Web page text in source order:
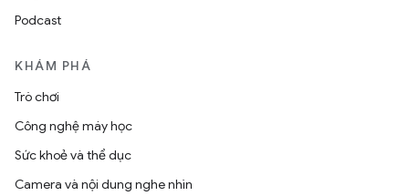
Podcast
KHÁM PHÁ
Trò chơi
Công nghệ máy học
Sức khoẻ và thể dục
Camera và nội dung nghe nhìn